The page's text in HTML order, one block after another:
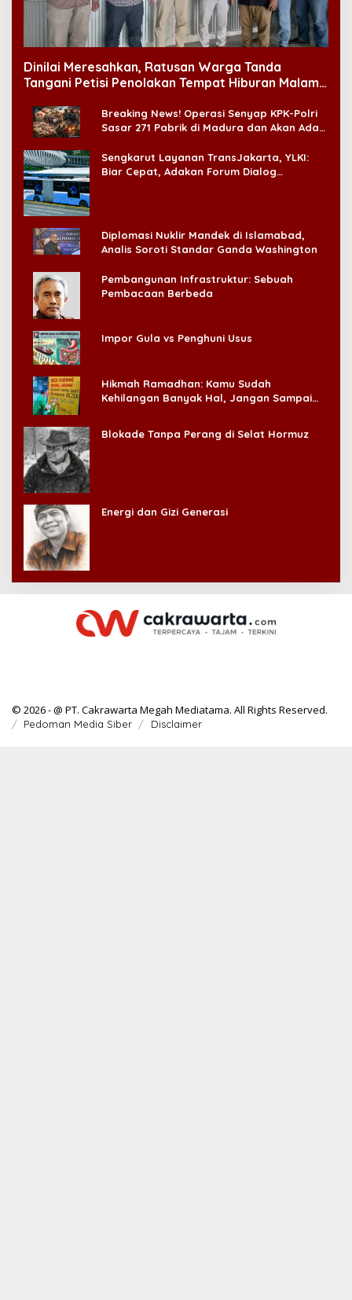
Dinilai Meresahkan, Ratusan Warga Tanda
Tangani Petisi Penolakan Tempat Hiburan Malam
Breaking News! Operasi Senyap KPK-Polri
Sasar 271 Pabrik di Madura dan Akan Ada
Sengkarut Layanan TransJakarta, YLKI:
Biar Cepat, Adakan Forum Dialog
Diplomasi Nuklir Mandek di Islamabad,
Analis Soroti Standar Ganda Washington
Pembangunan Infrastruktur: Sebuah
Pembacaan Berbeda
Impor Gula vs Penghuni Usus
Hikmah Ramadhan: Kamu Sudah
Kehilangan Banyak Hal, Jangan Sampai
Blokade Tanpa Perang di Selat Hormuz
Energi dan Gizi Generasi
© 2026 - @ PT. Cakrawarta Megah Mediatama. All Rights Reserved.
Pedoman Media Siber Disclaimer